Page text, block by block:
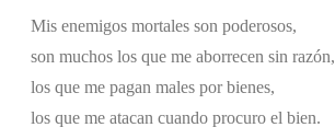
Mis enemigos mortales son poderosos,
son muchos los que me aborrecen sin razón,
los que me pagan males por bienes,
los que me atacan cuando procuro el bien.